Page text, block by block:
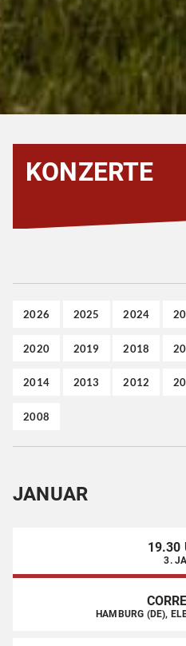
KONZERTE
2026 2025 2024
2020 2019 2018
2014 2013 2012
2008
JANUAR
19.30
3.
HAMBURG (DE),